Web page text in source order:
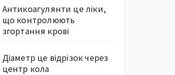
Антикоагулянти це ліки,
що контролюють
згортання крові
Діаметр це відрізок через
центр кола